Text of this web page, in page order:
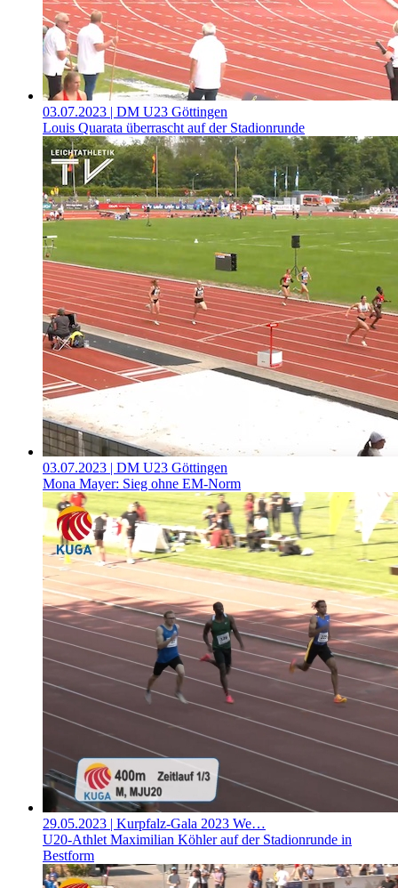
03.07.2023 | DM U23 Göttingen
Louis Quarata überrascht auf der Stadionrunde
03.07.2023 | DM U23 Göttingen
Mona Mayer: Sieg ohne EM-Norm
29.05.2023 | Kurpfalz-Gala 2023 We…
U20-Athlet Maximilian Köhler auf der Stadionrunde in
Bestform